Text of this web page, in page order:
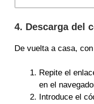
4. Descarga del
De vuelta a casa,
Repite el
en el
Introduce el